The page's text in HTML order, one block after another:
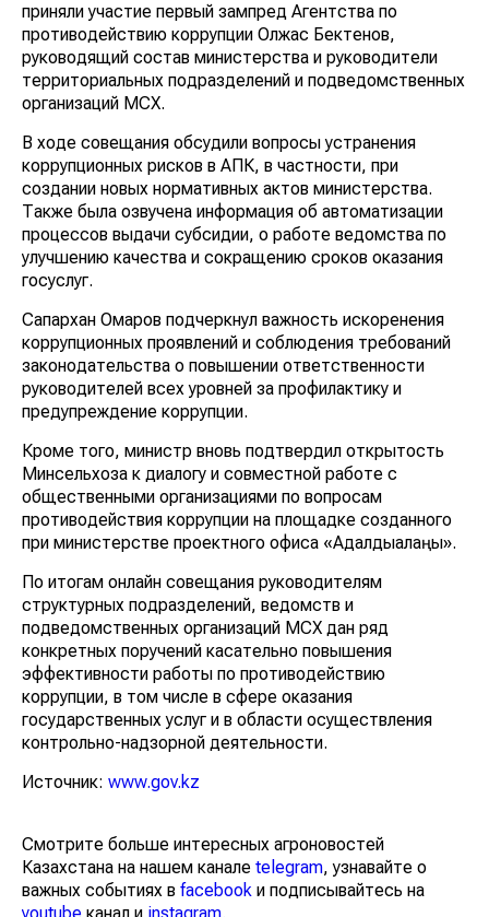
приняли участие первый зампред Агентства по
противодействию коррупции Олжас Бектенов,
руководящий состав министерства и руководители
территориальных подразделений и подведомственных
организаций МСХ.
В ходе совещания обсудили вопросы устранения
коррупционных рисков в АПК, в частности, при
создании новых нормативных актов министерства.
Также была озвучена информация об автоматизации
процессов выдачи субсидии, о работе ведомства по
улучшению качества и сокращению сроков оказания
госуслуг.
Сапархан Омаров подчеркнул важность искоренения
коррупционных проявлений и соблюдения требований
законодательства о повышении ответственности
руководителей всех уровней за профилактику и
предупреждение коррупции.
Кроме того, министр вновь подтвердил открытость
Минсельхоза к диалогу и совместной работе с
общественными организациями по вопросам
противодействия коррупции на площадке созданного
при министерстве проектного офиса «Адалдықалаңы».
По итогам онлайн совещания руководителям
структурных подразделений, ведомств и
подведомственных организаций МСХ дан ряд
конкретных поручений касательно повышения
эффективности работы по противодействию
коррупции, в том числе в сфере оказания
государственных услуг и в области осуществления
контрольно-надзорной деятельности.
Источник: www.gov.kz
Смотрите больше интересных агроновостей
Казахстана на нашем канале telegram, узнавайте о
важных событиях в facebook и подписывайтесь на